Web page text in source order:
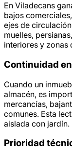
En Viladecans
bajos
ejes de
muelles,
interiores y zonas
Continuidad
Cuando un
almacén, es
mercancías,
comunes. Esta
aislada con jardín.
Prioridad